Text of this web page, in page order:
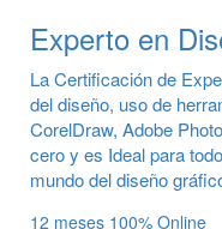
Experto en
La Certificación de
del diseño, uso de
CorelDraw, Adobe
cero y es Ideal para
mundo del diseño
12 meses 100% Online